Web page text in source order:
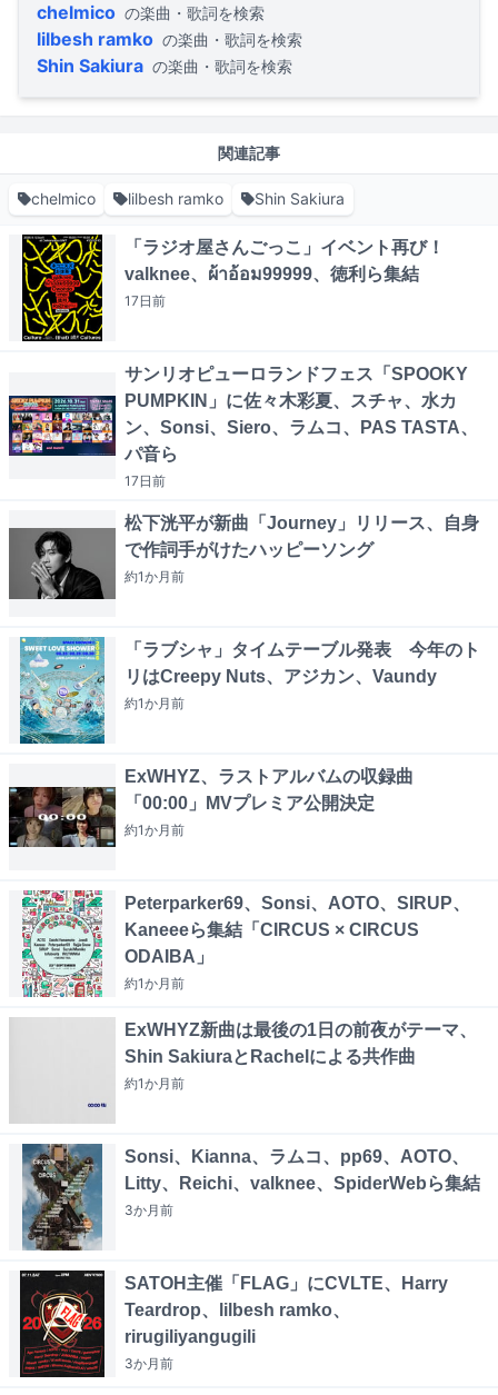
chelmico の楽曲・歌詞を検索
lilbesh ramko の楽曲・歌詞を検索
Shin Sakiura の楽曲・歌詞を検索
関連記事
chelmico lilbesh ramko Shin Sakiura
「ラジオ屋さんごっこ」イベント再び！
valknee、ผ้าอ้อม99999、徳利ら集結
17日前
サンリオピューロランドフェス「SPOOKY
PUMPKIN」に佐々木彩夏、スチャ、水カ
ン、Sonsi、Siero、ラムコ、PAS TASTA、
パ音ら
17日前
松下洸平が新曲「Journey」リリース、自身
で作詞手がけたハッピーソング
約1か月前
「ラブシャ」タイムテーブル発表 今年のト
リはCreepy Nuts、アジカン、Vaundy
約1か月前
ExWHYZ、ラストアルバムの収録曲
「00:00」MVプレミア公開決定
約1か月前
Peterparker69、Sonsi、AOTO、SIRUP、
Kaneeeら集結「CIRCUS × CIRCUS
ODAIBA」
約1か月前
ExWHYZ新曲は最後の1日の前夜がテーマ、
Shin SakiuraとRachelによる共作曲
約1か月前
Sonsi、Kianna、ラムコ、pp69、AOTO、
Litty、Reichi、valknee、SpiderWebら集結
3か月前
SATOH主催「FLAG」にCVLTE、Harry
Teardrop、lilbesh ramko、
rirugiliyangugili
3か月前